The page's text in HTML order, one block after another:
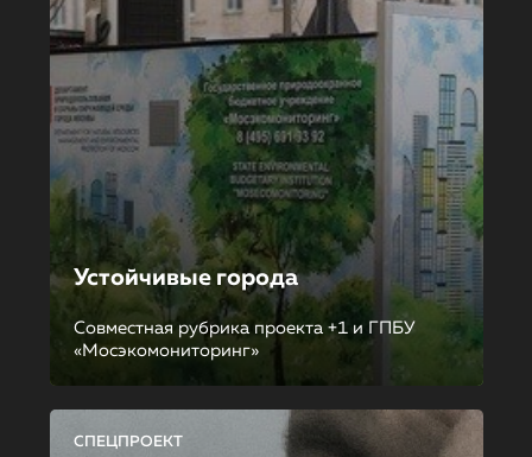
Устойчивые города
Совместная рубрика проекта +1 и ГПБУ
«Мосэкомониторинг»
СПЕЦПРОЕКТ